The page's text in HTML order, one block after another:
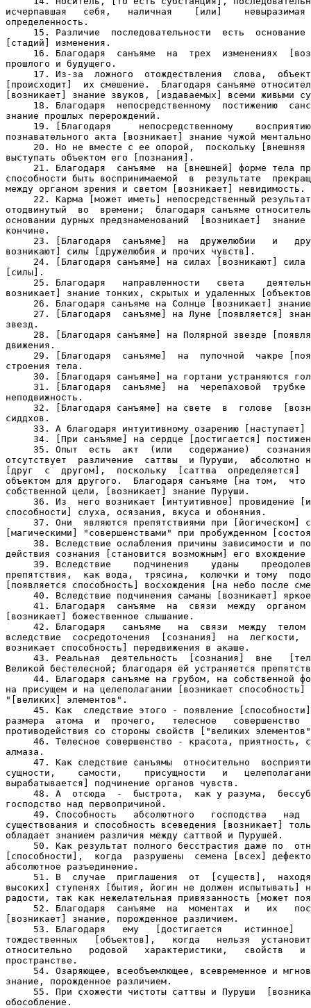
исчерпавшая   себя,   наличная    [или]    невыразимая
определенность.
15. Различие  последовательности  есть  основание
[стадий] изменения.
16. Благодаря  санъяме  на  трех  изменениях
прошлого и будущего.
17. Из-за  ложного  отождествления  слова,
[происходит]  их смешение.  Благодаря санъяме
[возникает] знание звуков, [издаваемых] всеми живыми
18. Благодаря  непосредственному  постижению
знание прошлых перерождений.
19. [Благодаря     непосредственному
познавательного акта [возникает] знание чужой
20. Но не вместе с ее опорой,  поскольку [внешняя
выступать объектом его [познания].
21. Благодаря  санъяме  на [внешней] форме тела
способности быть воспринимаемой  в  результате
между органом зрения и светом [возникает] невидимость.
22. Карма [может иметь] непосредственный
отодвинутый  во  времени;  благодаря санъяме
основании дурных предзнаменований  [возникает]
кончине.
23. [Благодаря  санъяме]  на  дружелюбии   и
возникают] силы [дружелюбия и прочих чувств].
24. [Благодаря санъяме] на силах [возникают] сила
[силы].
25. Благодаря   направленности   света
возникает] знание тонких, скрытых и удаленных
26. Благодаря санъяме на Солнце [возникает]
27. [Благодаря  санъяме] на Луне [появляется]
звезд.
28. [Благодаря санъяме] на Полярной звезде
движения.
29. [Благодаря  санъяме]  на  пупочной  чакре
строения тела.
30. [Благодаря санъяме] на гортани устраняются
31. [Благодаря  санъяме]  на  черепаховой  трубке
неподвижность.
32. [Благодаря санъяме] на свете  в  голове
сиддхов.
33. А благодаря интуитивному озарению [наступает]
34. [При санъяме] на сердце [достигается]
35. Опыт  есть  акт  (или   содержание)
отсутствует  различение  саттвы  и Пуруши,  абсолютно
[друг  с  другом],  поскольку  [саттва  определяется]
объектом для другого.  Благодаря санъяме [на том,  что
собственной цели, [возникает] знание Пуруши.
36. Из  него возникает [интуитивное] провидение
способности] слуха, осязания, вкуса и обоняния.
37. Они  являются препятствиями при [йогическом]
[магическими] "совершенствами" при пробужденном
38. Вследствие ослабления причины зависимости и
действия сознания [становится возможным] его
39. Вследствие    подчинения    уданы
препятствия,  как вода,  трясина,  колючки и тому
[появляется способность] восхождения [на небо после
40. Вследствие подчинения саманы [возникает]
41. Благодаря  санъяме  на  связи  между  органом
[возникает] божественное слышание.
42. Благодаря   санъяме   на  связи  между  телом
вследствие  сосредоточения  [сознания]  на
возникает способность] передвижения в акаше.
43. Реальная  деятельность  [сознания]  вне
Великой бестелесной; благодаря ей устраняется
44. Благодаря санъяме на грубом, на собственной
на присущем и на целеполагании [возникает способность]
"[великих] элементов".
45. Как  следствие этого - появление
размера  атома  и  прочего,   телесное   совершенство
противодействия со стороны свойств ["великих
46. Телесное совершенство - красота, приятность,
алмаза.
47. Как следствие санъямы  относительно
сущности,    самости,    присущности   и
вырабатывается] подчинение органов чувств.
48. А  отсюда  -  быстрота,  как у разума,
господство над первопричиной.
49. Способность   абсолютного   господства   над
существования и способность всеведения [возникает]
обладает знанием различия между саттвой и Пурушей.
50. Как результат полного бесстрастия даже по
[способности],  когда  разрушены  семена [всех]
абсолютное разъединение.
51. В  случае  приглашения  от  [существ],
высоких] ступенях [бытия, йогин не должен испытывать]
радости, так как нежелательная привязанность [может
52. Благодаря  санъяме  на  моментах  и   их
[возникает] знание, порожденное различием.
53. Благодаря   ему   [достигается    истинное]
тождественных   [объектов],   когда   нельзя
относительно   родовой   характеристики,   свойств
пространстве.
54. Озаряющее, всеобъемлющее, всевременное и
знание, порожденное различием.
55. При схожести чистоты саттвы и Пуруши
обособление.